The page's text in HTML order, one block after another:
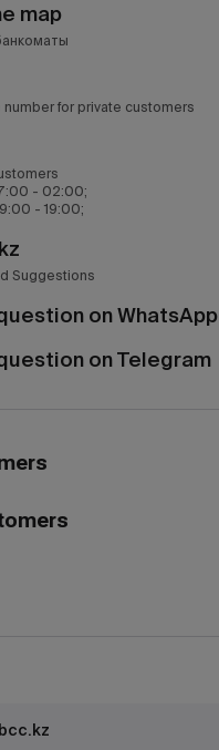
map
for private customers
- 02:00;
- 19:00;
Suggestions
on WhatsApp
on Telegram